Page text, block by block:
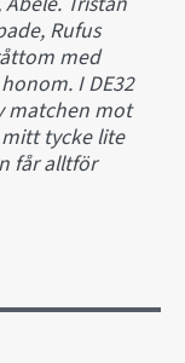
Rufus
med
I DE32
matchen mot
mitt tycke lite
får alltför